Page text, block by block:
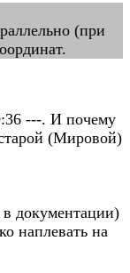
(при
---. И почему
(Мировой)
документации)
наплевать на